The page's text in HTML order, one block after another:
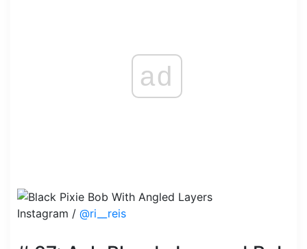
ad
Instagram / @ri__reis